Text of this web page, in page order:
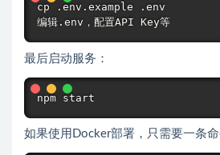
cp .env.example .env
最后启动服务：
如果使用Docker部署，只需要一条命